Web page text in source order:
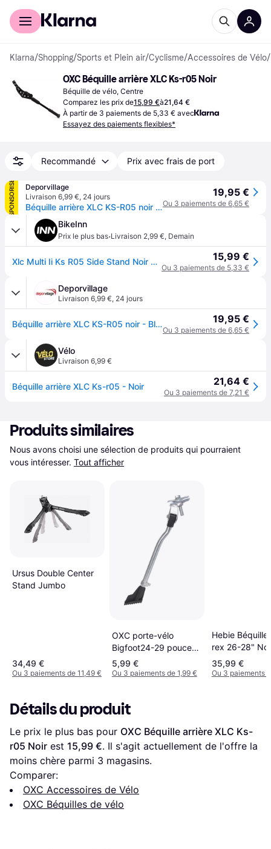
Acheter avec Klarna
Klarna/Shopping/Sports et Plein air/Cyclisme/Accessoires de Vélo/
OXC Béquille arrière XLC Ks-r05 Noir
Béquille de vélo, Centre
Comparez les prix de15,99 €à21,64 €
À partir de 3 paiements de 5,33 € avec
Essayez des paiements flexibles*
Recommandé Prix avec frais de port
SPONSORISÉ
Deporvillage
Livraison 6,99 €, 24 jours
Béquille arrière XLC KS-R05 noir - Black
19,95 €
Ou 3 paiements de 6,65 €
BikeInn
Prix le plus bas·Livraison 2,99 €, Demain
Xlc Multi Ii Ks R05 Side Stand Noir 24-28´´ 15,99 €
Ou 3 paiements de 5,33 €
Deporvillage
Livraison 6,99 €, 24 jours
Béquille arrière XLC KS-R05 noir - Black 19,95 €
Ou 3 paiements de 6,65 €
Vélo
Livraison 6,99 €
Béquille arrière XLC Ks-r05 - Noir 21,64 €
Ou 3 paiements de 7,21 €
Produits similaires
Nous avons choisi une sélection de produits qui pourraient
vous intéresser. Tout afficher
Ursus Double Center
Stand Jumbo
34,49 €
Ou 3 paiements de 11,49 €
OXC porte-vélo
Bigfoot24-29 pouces
noir
5,99 €
Ou 3 paiements de 1,99 €
Hebie Béquille
rex 26-28"
35,99 €
Ou 3 paiements
Détails du produit
Le prix le plus bas pour OXC Béquille arrière XLC Ks-
r05 Noir est 15,99 €. Il s'agit actuellement de l'offre la
moins chère parmi 3 magasins.
Comparer:
OXC Accessoires de Vélo
OXC Béquilles de vélo